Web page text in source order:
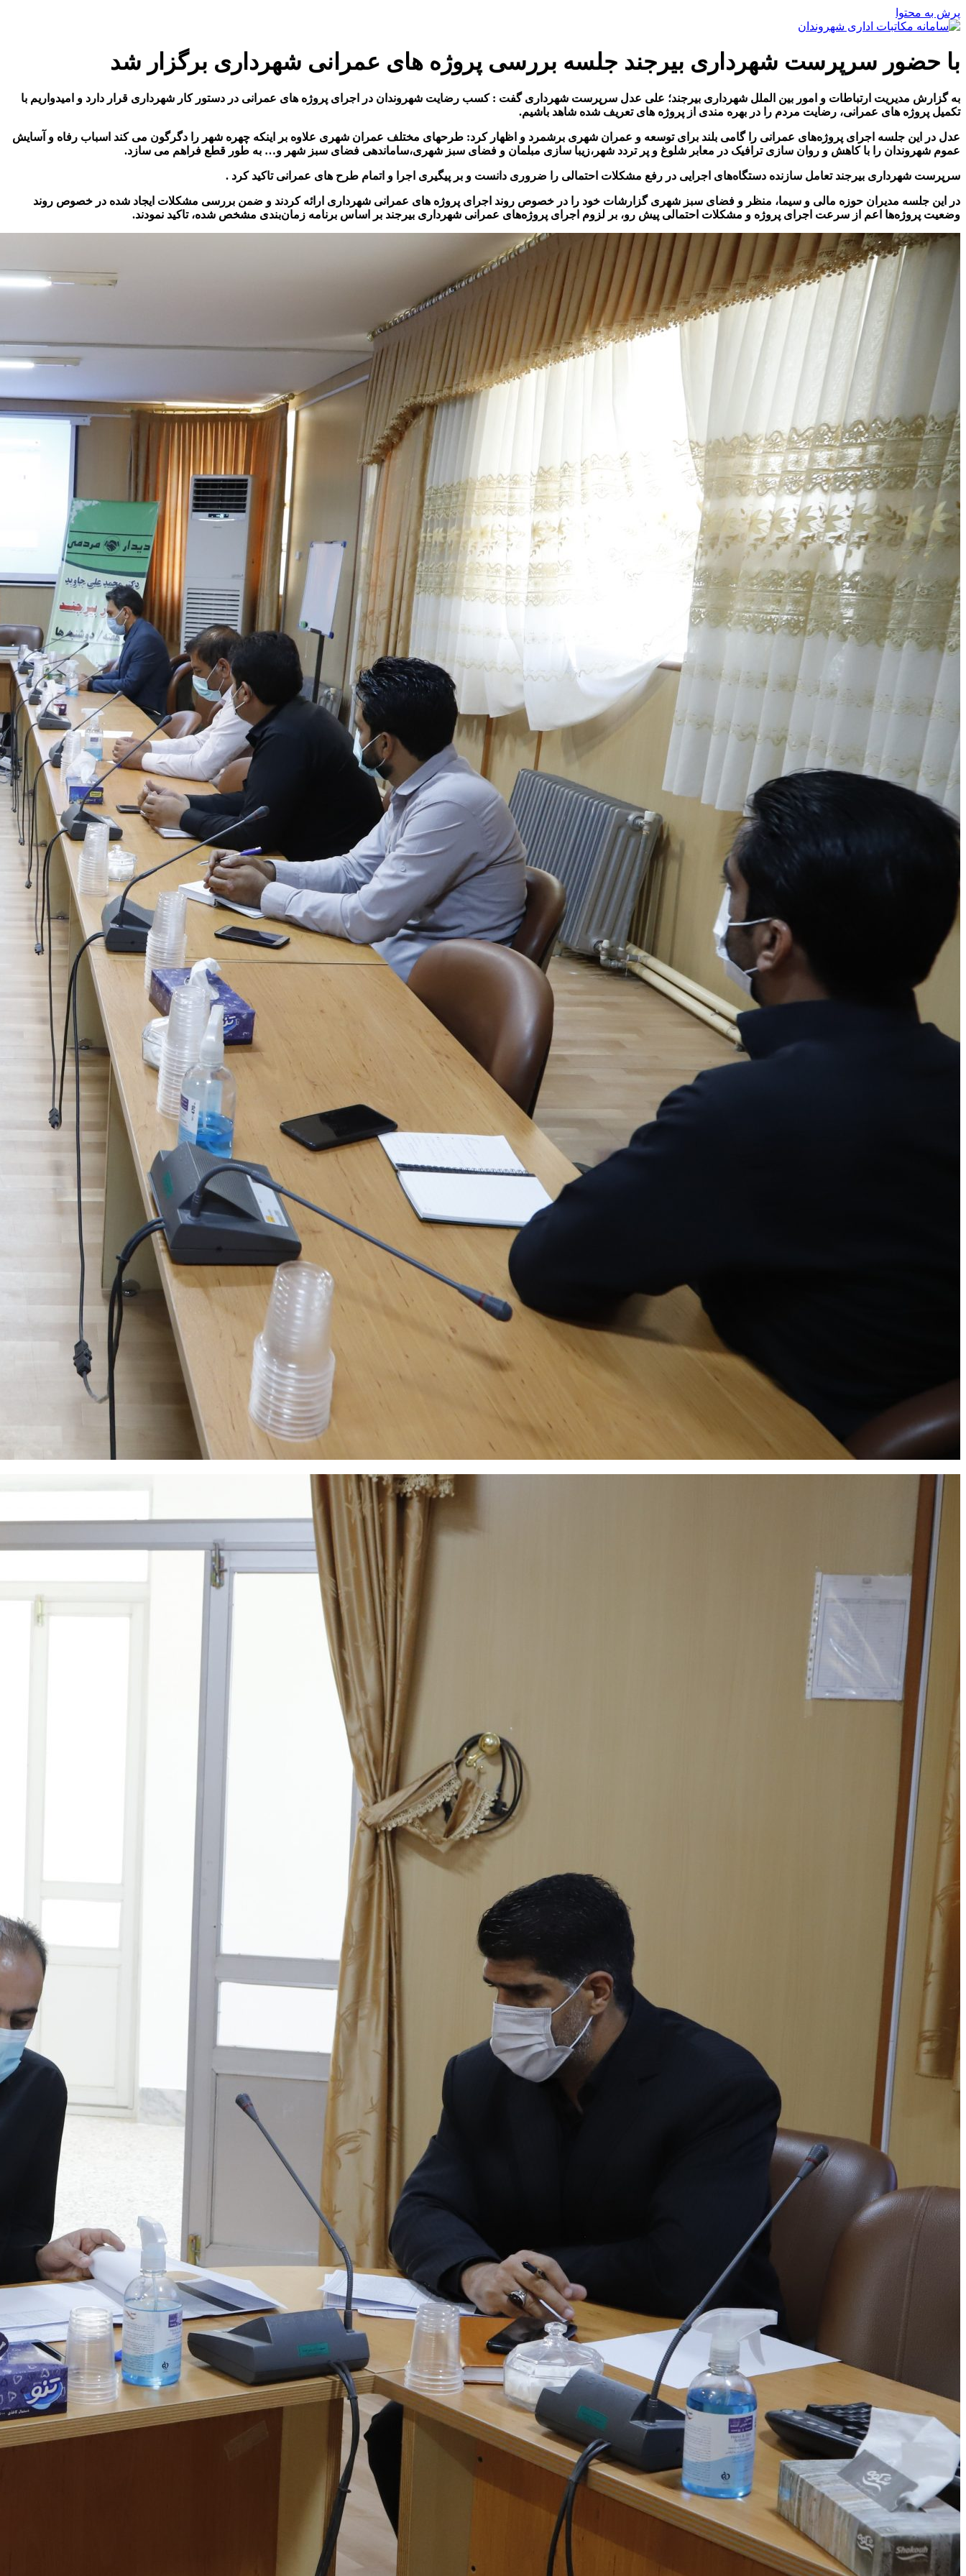
پرش به محتوا
با حضور سرپرست شهرداری بیرجند جلسه بررسی پروژه های عمرانی شهرداری برگزار شد
به گزارش مدیریت ارتباطات و امور بین الملل شهرداری بیرجند؛ علی عدل سرپرست شهرداری گفت :کسب رضایت شهروندان در اجرای پروژه های عمرانی در دستور کار شهرداری قرار دارد و امیدواریم با
تکمیل پروژه های عمرانی، رضایت مردم را در بهره مندی از پروژه های تعریف شده شاهد باشیم.
عدل در این جلسه اجرای پروژه‌های عمرانی را گامی بلند برای توسعه و عمران شهری برشمرد و اظهار کرد: طرحهای مختلف عمران شهری علاوه بر اینکه چهره شهر را دگرگون می کند اسباب رفاه و آسایش
عموم شهروندان را با کاهش و روان سازی ترافیک در معابر شلوغ و پر تردد شهر،زیبا سازی مبلمان و فضای سبز شهری،ساماندهی فضای سبز شهر و… به طور قطع فراهم می سازد.
سرپرست شهرداری بیرجند تعامل سازنده دستگاه‌های اجرایی در رفع مشکلات احتمالی را ضروری دانست و بر پیگیری اجرا و اتمام طرح های عمرانی تاکید کرد .
در این جلسه مدیران حوزه مالی و سیما، منظر و فضای سبز شهری گزارشات خود را در خصوص روند اجرای پروژه‌ های عمرانی شهرداری ارائه کردند و ضمن بررسی مشکلات ایجاد شده در خصوص روند
وضعیت پروژه‌ها اعم از سرعت اجرای پروژه و مشکلات احتمالی پیش رو، بر لزوم اجرای پروژه‌های عمرانی شهرداری بیرجند بر اساس برنامه زمان‌بندی مشخص شده، تاکید نمودند.